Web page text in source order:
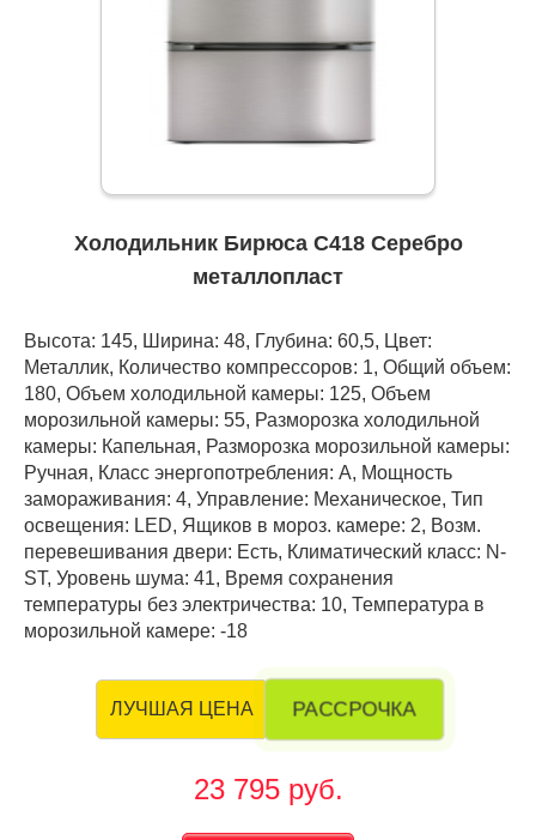
Холодильник Бирюса C418 Серебро
металлопласт
Высота: 145, Ширина: 48, Глубина: 60,5, Цвет:
Металлик, Количество компрессоров: 1, Общий объем:
180, Объем холодильной камеры: 125, Объем
морозильной камеры: 55, Разморозка холодильной
камеры: Капельная, Разморозка морозильной камеры:
Ручная, Класс энергопотребления: А, Мощность
замораживания: 4, Управление: Механическое, Тип
освещения: LED, Ящиков в мороз. камере: 2, Возм.
перевешивания двери: Есть, Климатический класс: N-
ST, Уровень шума: 41, Время сохранения
температуры без электричества: 10, Температура в
морозильной камере: -18
ЛУЧШАЯ ЦЕНА РАССРОЧКА
23 795 руб.